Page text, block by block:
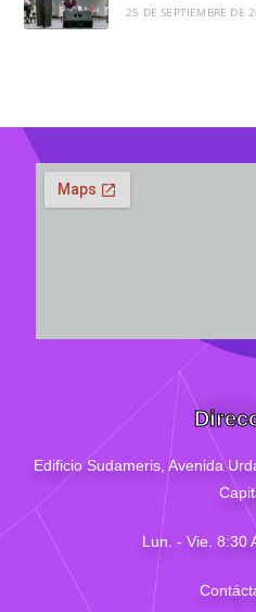
25 DE SEPTIEMBRE DE
Edificio Sudameris, Avenida
Lun. - Vie. 8:30